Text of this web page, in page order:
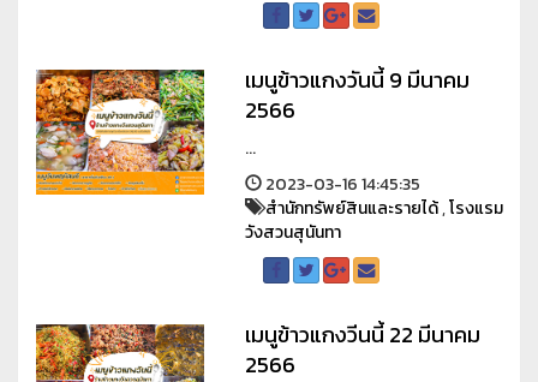
เมนูข้าวแกงวันนี้ 9 มีนาคม
2566
...
2023-03-16 14:45:35
สำนักทรัพย์สินและรายได้,โรงแรม
วังสวนสุนันทา
เมนูข้าวแกงวีนนี้ 22 มีนาคม
2566